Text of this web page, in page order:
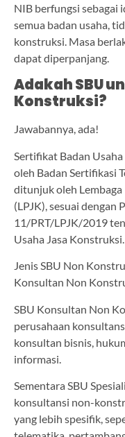
NIB berfungsi sebagai
semua badan usaha,
konstruksi. Masa
dapat diperpanjang.
Adakah SBU
Konstruksi?
Jawabannya, ada!
Sertifikat Badan
oleh Badan Sertifikasi
ditunjuk oleh Lembaga
(LPJK), sesuai dengan
11/PRT/LPJK/2019
Usaha Jasa Konstruksi.
Jenis SBU Non
Konsultan Non
SBU Konsultan Non
perusahaan
konsultan bisnis,
informasi.
Sementara SBU
konsultansi non-
yang lebih spesifik,